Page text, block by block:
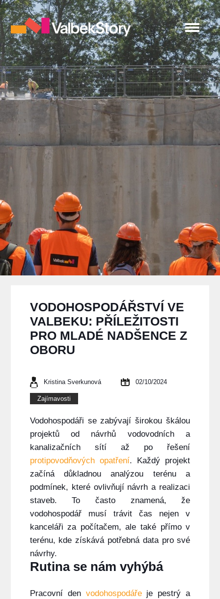
VODOHOSPODÁŘSTVÍ VE
VALBEKU: PŘÍLEŽITOSTI
PRO MLADÉ NADŠENCE Z
OBORU
Kristina Sverkunová 02/10/2024
Zajímavosti
Vodohospodáři se zabývají širokou škálou
projektů od návrhů vodovodních a
kanalizačních sítí až po řešení
protipovodňových opatření. Každý projekt
začíná důkladnou analýzou terénu a
podmínek, které ovlivňují návrh a realizaci
staveb. To často znamená, že
vodohospodář musí trávit čas nejen v
kanceláři za počítačem, ale také přímo v
terénu, kde získává potřebná data pro své
návrhy.
Rutina se nám vyhýbá
Pracovní den vodohospodářeje pestrý a